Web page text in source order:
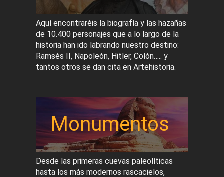
Aquí encontraréis la biografía y las hazañas
de 10.400 personajes que a lo largo de la
historia han ido labrando nuestro destino:
Ramsés II, Napoleón, Hitler, Colón….. y
tantos otros se dan cita en Artehistoria.
Monumentos
Desde las primeras cuevas paleolíticas
hasta los más modernos rascacielos,